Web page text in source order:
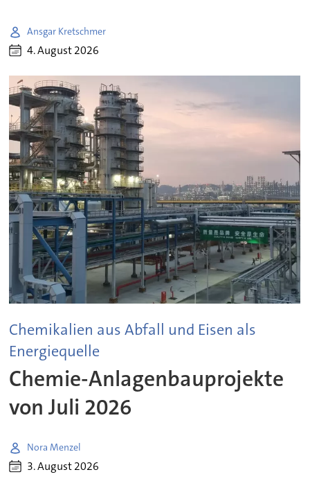
Ansgar Kretschmer
4. August 2026
Chemikalien aus Abfall und Eisen als
Energiequelle
Chemie-Anlagenbauprojekte
von Juli 2026
Nora Menzel
3. August 2026